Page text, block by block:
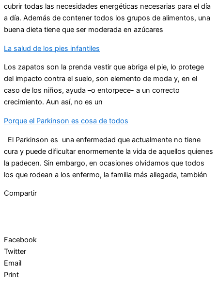
cubrir todas las necesidades energéticas necesarias para el día
a día. Además de contener todos los grupos de alimentos, una
buena dieta tiene que ser moderada en azúcares
La salud de los pies infantiles
Los zapatos son la prenda vestir que abriga el pie, lo protege
del impacto contra el suelo, son elemento de moda y, en el
caso de los niños, ayuda –o entorpece- a un correcto
crecimiento. Aun así, no es un
Porque el Parkinson es cosa de todos
El Parkinson es una enfermedad que actualmente no tiene
cura y puede dificultar enormemente la vida de aquellos quienes
la padecen. Sin embargo, en ocasiones olvidamos que todos
los que rodean a los enfermo, la familia más allegada, también
Compartir
Facebook
Twitter
Email
Print